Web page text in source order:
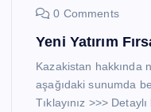
0 Comments
Yeni Yatırım
Kazakistan hakkında
aşağıdaki sunumda
Tıklayınız >>>